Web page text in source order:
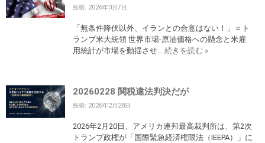
投稿: 2026年3月7日
「無条件降伏以外、イランとの合意はない！」＝ト
ランプ米大統領 世界市場-原油価格への懸念と米雇
用統計が市場を動揺させ… 続きを読む »
20260228 関税違法判決だが
投稿: 2026年2月28日
2026年2月20日、アメリカ連邦最高裁判所は、第2次
トランプ政権が「国際緊急経済権限法（IEEPA）」に